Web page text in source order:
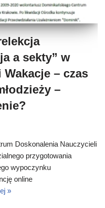
a sekty” w
– czas
–
Doskonalenia Nauczycieli
przygotowania
wypoczynku
online
»